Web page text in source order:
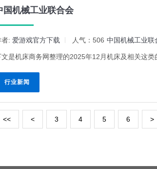
国机械工业联合会
者: 爱游戏官方下载 人气：506 中国机械工业联
文是机床商务网整理的2025年12月机床及相关这
行业新闻
<< < 3 4 5 6 >